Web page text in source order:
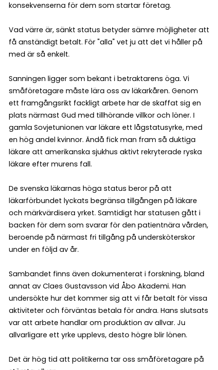
konsekvenserna för dem som startar företag.
Vad värre är, sänkt status betyder sämre möjligheter att
få anständigt betalt. För "alla" vet ju att det vi håller på
med är så enkelt.
Sanningen ligger som bekant i betraktarens öga. Vi
småföretagare måste lära oss av läkarkåren. Genom
ett framgångsrikt fackligt arbete har de skaffat sig en
plats närmast Gud med tillhörande villkor och löner. I
gamla Sovjetunionen var läkare ett lågstatusyrke, med
en hög andel kvinnor. Ändå fick man fram så duktiga
läkare att amerikanska sjukhus aktivt rekryterade ryska
läkare efter murens fall.
De svenska läkarnas höga status beror på att
läkarförbundet lyckats begränsa tillgången på läkare
och märkvärdisera yrket. Samtidigt har statusen gått i
backen för dem som svarar för den patientnära vården,
beroende på närmast fri tillgång på undersköterskor
under en följd av år.
Sambandet finns även dokumenterat i forskning, bland
annat av Claes Gustavsson vid Åbo Akademi. Han
undersökte hur det kommer sig att vi får betalt för vissa
aktiviteter och förväntas betala för andra. Hans slutsats
var att arbete handlar om produktion av allvar. Ju
allvarligare ett yrke upplevs, desto högre blir lönen.
Det är hög tid att politikerna tar oss småföretagare på